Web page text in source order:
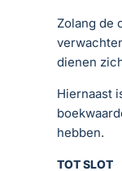
Zolang de
dienen
Hiernaast
hebben.
TOT SLOT